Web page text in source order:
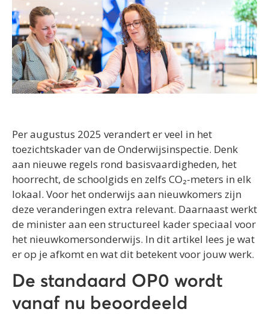
Per augustus 2025 verandert er veel in het
toezichtskader van de Onderwijsinspectie. Denk
aan nieuwe regels rond basisvaardigheden, het
hoorrecht, de schoolgids en zelfs CO₂-meters in elk
lokaal. Voor het onderwijs aan nieuwkomers zijn
deze veranderingen extra relevant. Daarnaast werkt
de minister aan een structureel kader speciaal voor
het nieuwkomersonderwijs. In dit artikel lees je wat
er op je afkomt en wat dit betekent voor jouw werk.
De standaard OP0 wordt
vanaf nu beoordeeld